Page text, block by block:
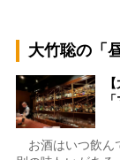
大竹聡の「
お酒はいつ飲ん